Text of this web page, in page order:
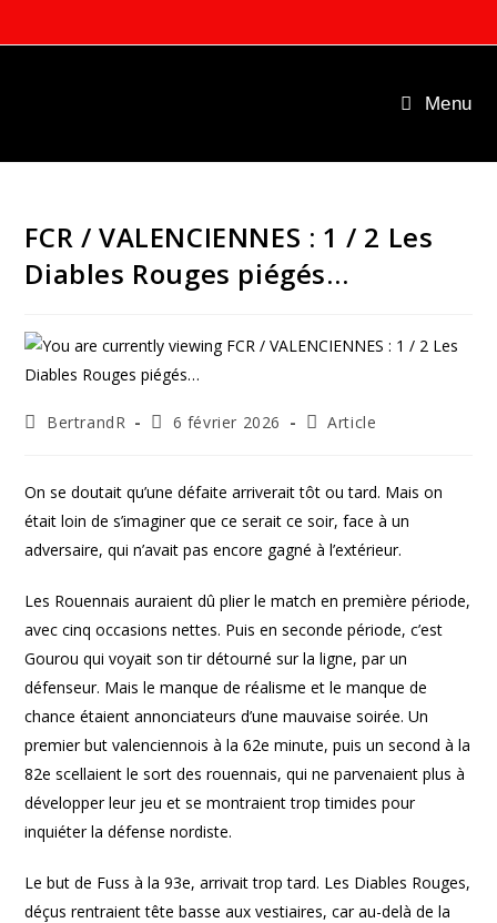
to
Menu
FCR / VALENCIENNES : 1 / 2 Les
Diables Rouges piégés…
Auteur/autrice
publication :
BertrandR
Publication
6 février 2026
PostArticle
On se doutait qu’une défaite arriverait tôt ou tard. Mais on
était loin de s’imaginer que ce serait ce soir, face à un
adversaire, qui n’avait pas encore gagné à l’extérieur.
Les Rouennais auraient dû plier le match en première période,
avec cinq occasions nettes. Puis en seconde période, c’est
Gourou qui voyait son tir détourné sur la ligne, par un
défenseur. Mais le manque de réalisme et le manque de
chance étaient annonciateurs d’une mauvaise soirée. Un
premier but valenciennois à la 62e minute, puis un second à la
82e scellaient le sort des rouennais, qui ne parvenaient plus à
développer leur jeu et se montraient trop timides pour
inquiéter la défense nordiste.
Le but de Fuss à la 93e, arrivait trop tard. Les Diables Rouges,
déçus rentraient tête basse aux vestiaires, car au-delà de la